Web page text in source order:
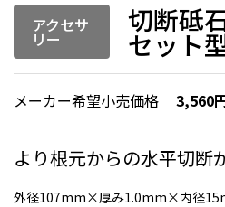
アクセサ
リー
切断砥
セット
メーカー希望小売価格 3,560
より根元からの水平切断
外径107mm×厚み1.0mm×内径